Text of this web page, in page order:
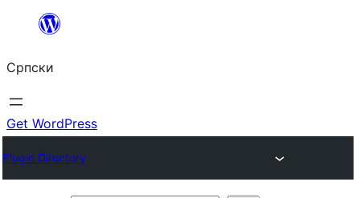
Скочи
садржај
Српски
Get WordPress
Plugin Directory